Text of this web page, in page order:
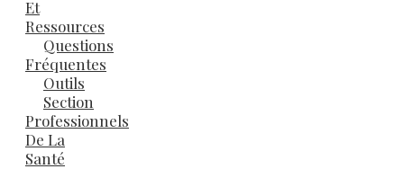
Et
Ressources
Questions
Fréquentes
Outils
Section
Professionnels
De La
Santé